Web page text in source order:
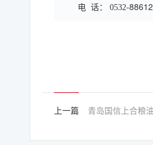
电 话： 0532-
上一篇